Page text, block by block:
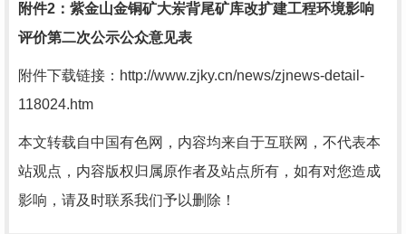
附件2：紫金山金铜矿大岽背尾矿库改扩建工程环境影响
评价第二次公示公众意见表
附件下载链接：http://www.zjky.cn/news/zjnews-detail-
118024.htm
本文转载自中国有色网，内容均来自于互联网，不代表本
站观点，内容版权归属原作者及站点所有，如有对您造成
影响，请及时联系我们予以删除！